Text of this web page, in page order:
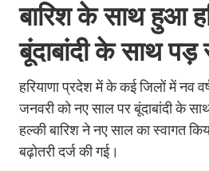
बारिश के साथ हुआ
बूंदाबांदी के साथ पड़
हरियाणा प्रदेश में के कई जिलों में नव
जनवरी को नए साल पर बूंदाबांदी के
हल्की बारिश ने नए साल का स्वागत
बढ़ोतरी दर्ज की गई।